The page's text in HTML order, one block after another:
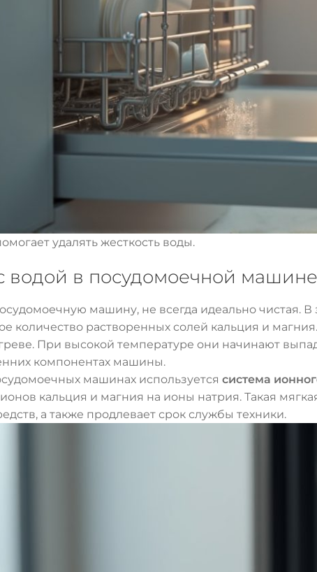
удалять жесткость воды.
водой в посудомоечной машине
машину, не всегда идеально чистая.
количество растворенных солей кальция и
При высокой температуре они начинают
компонентах машины.
машинах используется система
кальция и магния на ионы натрия. Такая
а также продлевает срок службы техники.